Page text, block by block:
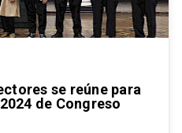
se reúne para
de Congreso